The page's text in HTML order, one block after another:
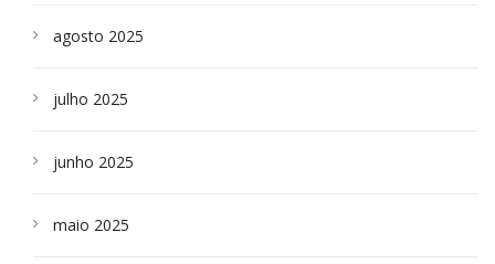
agosto 2025
julho 2025
junho 2025
maio 2025